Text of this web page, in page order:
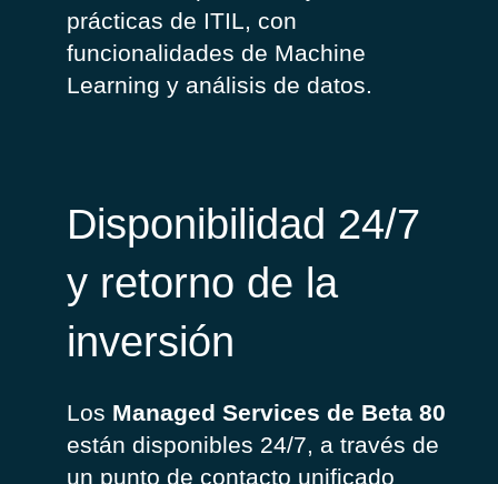
prácticas de ITIL, con
funcionalidades de Machine
Learning y análisis de datos.
Disponibilidad 24/7
y retorno de la
inversión
Los Managed Services de Beta 80
están disponibles 24/7, a través de
un punto de contacto unificado